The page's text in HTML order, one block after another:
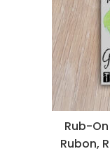
Rub-On
Rubon,